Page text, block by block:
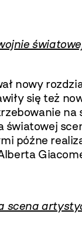
nowy
się też
światowej
późne
scena